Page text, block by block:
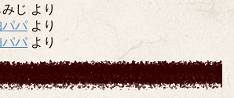
みじ より
パパ より
パパ より